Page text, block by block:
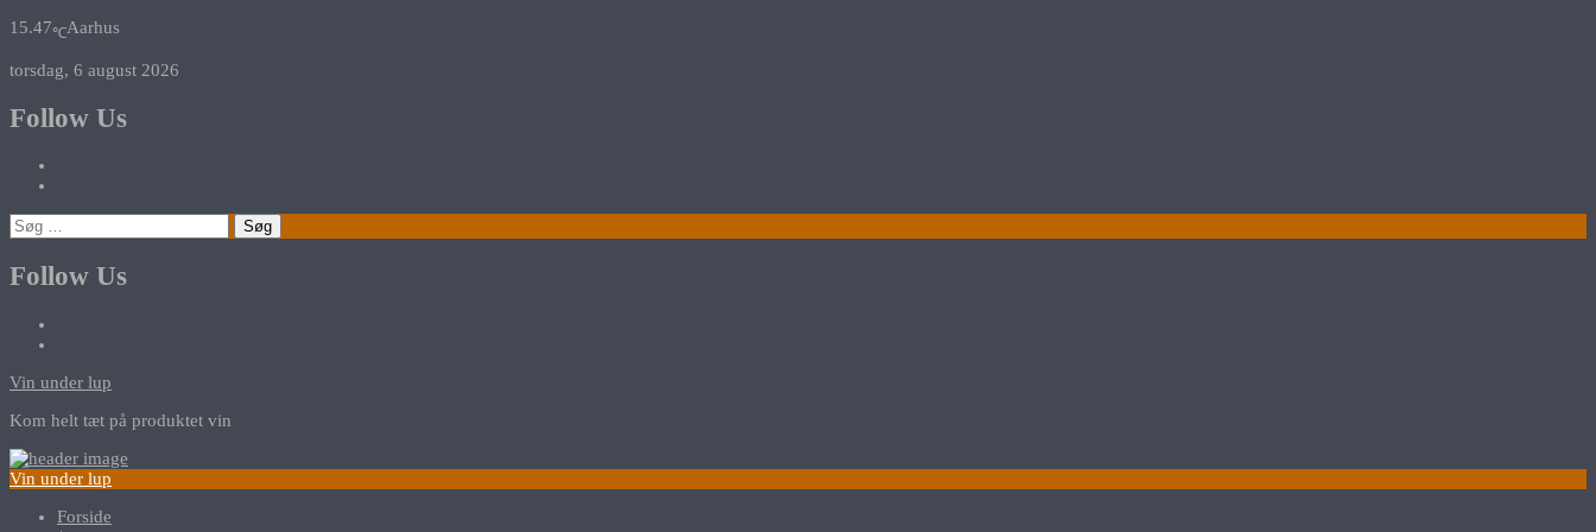
15.47℃Aarhus
torsdag, 6 august 2026
Follow Us
Søg
efter:
Follow Us
Vin under lup
Kom helt tæt på produktet vin
Vin under lup
Forside